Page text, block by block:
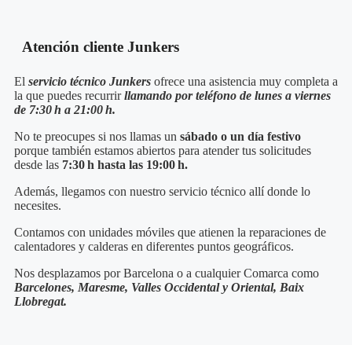
Atención cliente Junkers
El servicio técnico Junkers ofrece una asistencia muy completa a
la que puedes recurrirllamando por teléfono de lunes a viernes
de 7:30 h a 21:00 h.
No te preocupes si nos llamas un sábado o un día festivo
porque también estamos abiertos para atender tus solicitudes
desde las 7:30 h hasta las 19:00 h.
Además, llegamos con nuestro servicio técnico allí donde lo
necesites.
Contamos con unidades móviles que atienen la reparaciones de
calentadores y calderas en diferentes puntos geográficos.
Nos desplazamos por Barcelona o a cualquier Comarca como
Barcelones, Maresme, Valles Occidental y Oriental, Baix
Llobregat.